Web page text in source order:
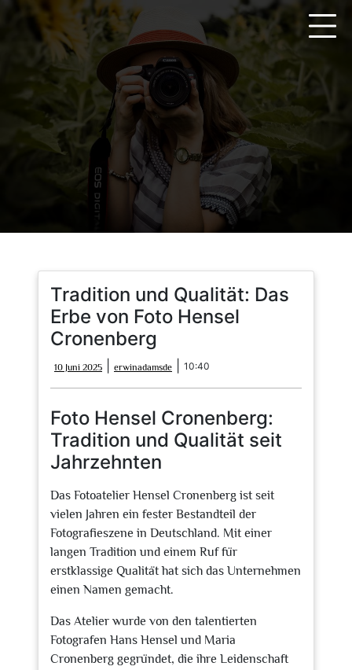
springen
Tradition und Qualität: Das
Erbe von Foto Hensel
Cronenberg
10 Juni 2025
Juni
2025
erwinadamsde erwinadamsde
10:40
Foto Hensel Cronenberg:
Tradition und Qualität seit
Jahrzehnten
Das Fotoatelier Hensel Cronenberg ist seit
vielen Jahren ein fester Bestandteil der
Fotografieszene in Deutschland. Mit einer
langen Tradition und einem Ruf für
erstklassige Qualität hat sich das Unternehmen
einen Namen gemacht.
Das Atelier wurde von den talentierten
Fotografen Hans Hensel und Maria
Cronenberg gegründet, die ihre Leidenschaft